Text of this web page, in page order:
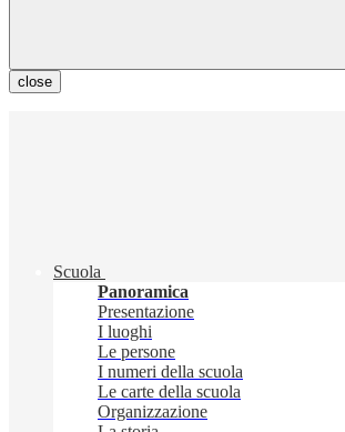
close
Scuola
Panoramica
Presentazione
I luoghi
Le persone
I numeri della scuola
Le carte della scuola
Organizzazione